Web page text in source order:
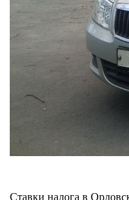
Ставки налога в